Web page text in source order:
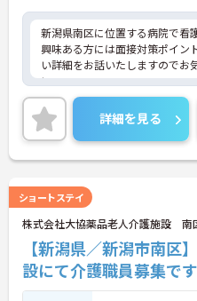
新潟県南区に位置する病院で看
興味ある方には面接対策ポイン
い詳細をお話いたしますのでお
い。
詳細を見る
ショートステイ
株式会社大協薬品老人介護施設 南
【新潟県／新潟市南
設にて介護職員募集です